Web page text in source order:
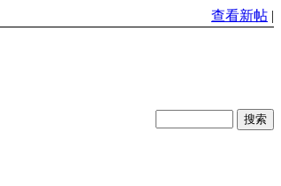
查看新帖 |